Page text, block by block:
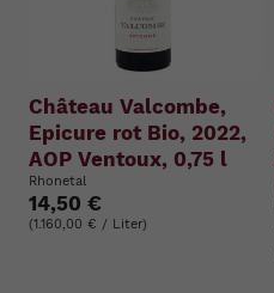
Château Valcombe,
Epicure rot Bio, 2022,
AOP Ventoux, 0,75 l
Rhonetal
14,50 €
(1.160,00 € / Liter)